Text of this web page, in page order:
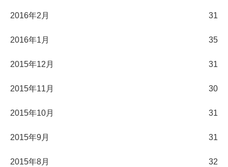
2016年2月 31
2016年1月 35
2015年12月 31
2015年11月 30
2015年10月 31
2015年9月 31
2015年8月 32